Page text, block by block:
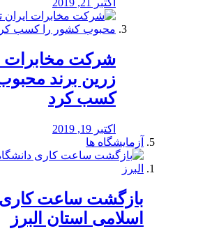
اکتبر 21, 2019
شرکت مخابرات
زرین برند
کسب کرد
اکتبر 19, 2019
آزمایشگاه ها
بازگشت ساعت کاری
اسلامی استان البرز